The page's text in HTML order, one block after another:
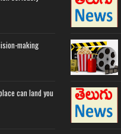
making
can land you